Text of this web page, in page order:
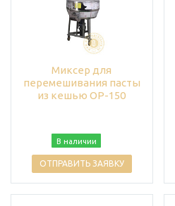
Миксер для
перемешивания пасты
из кешью ОP-150
В наличии
ОТПРАВИТЬ ЗАЯВКУ